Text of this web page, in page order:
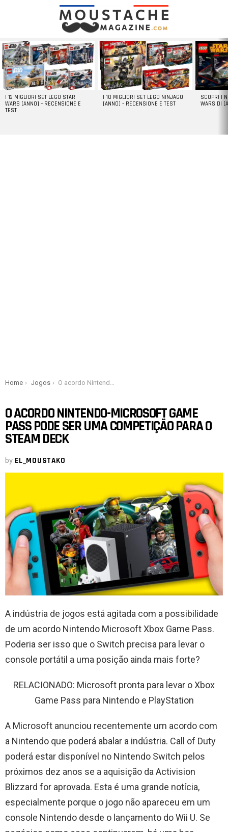
LATEST
STORIES
I 13 MIGLIORI SET LEGO STAR
WARS [ANNO] – RECENSIONE E
TEST
I 10 MIGLIORI SET LEGO NINJAGO
[ANNO] – RECENSIONE E TEST
SCOPRI I
WARS DI
You are here:
Home Jogos O acordo Nintendo-Microsoft Game Pass pode ser uma competição para o Steam Deck
O ACORDO NINTENDO-MICROSOFT GAME
PASS PODE SER UMA COMPETIÇÃO PARA O
STEAM DECK
by EL_MOUSTAKO
A indústria de jogos está agitada com a possibilidade
de um acordo Nintendo Microsoft Xbox Game Pass.
Poderia ser isso que o Switch precisa para levar o
console portátil a uma posição ainda mais forte?
RELACIONADO: Microsoft pronta para levar o Xbox
Game Pass para Nintendo e PlayStation
A Microsoft anunciou recentemente um acordo com
a Nintendo que poderá abalar a indústria. Call of Duty
poderá estar disponível no Nintendo Switch pelos
próximos dez anos se a aquisição da Activision
Blizzard for aprovada. Esta é uma grande notícia,
especialmente porque o jogo não apareceu em um
console Nintendo desde o lançamento do Wii U. Se